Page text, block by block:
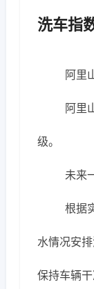
洗车指
阿里
阿里
级。
未来
根据
水情况安
保持车辆干